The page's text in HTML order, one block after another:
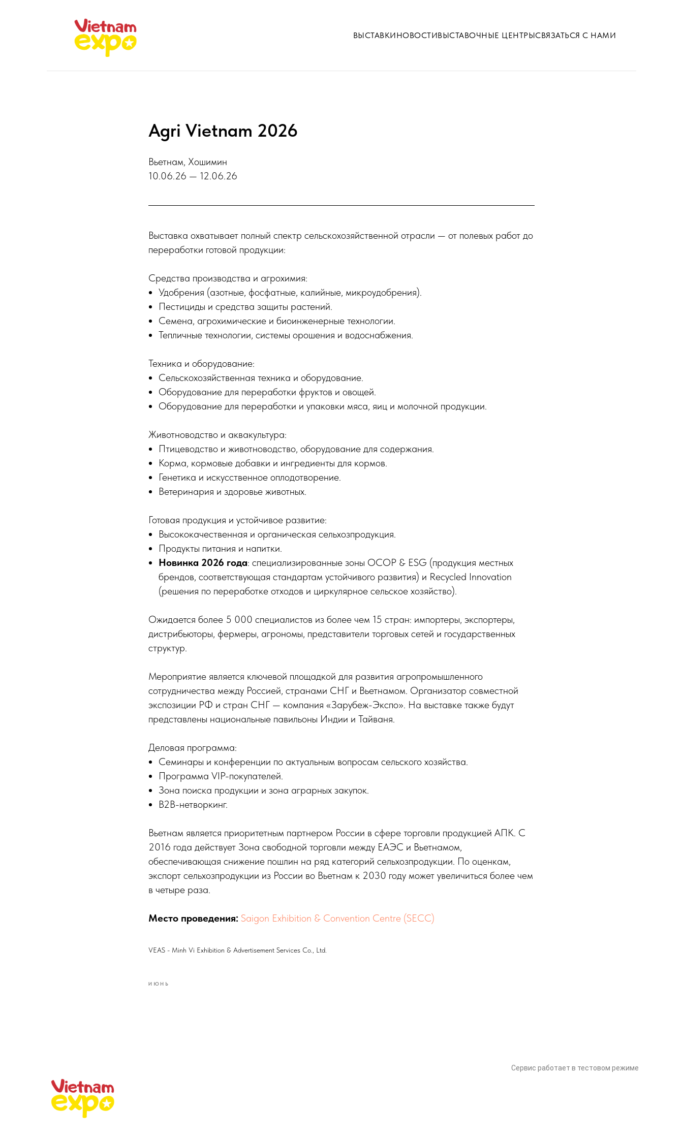
ВЫСТАВКИНОВОСТИВЫСТАВОЧНЫЕ ЦЕНТРЫСВЯЗАТЬСЯ С НАМИ
Agri Vietnam 2026
Вьетнам, Хошимин
10.06.26 — 12.06.26
Выставка охватывает полный спектр сельскохозяйственной отрасли — от полевых работ до
переработки готовой продукции:
Средства производства и агрохимия:
Удобрения (азотные, фосфатные, калийные, микроудобрения).
Пестициды и средства защиты растений.
Семена, агрохимические и биоинженерные технологии.
Тепличные технологии, системы орошения и водоснабжения.
Техника и оборудование:
Сельскохозяйственная техника и оборудование.
Оборудование для переработки фруктов и овощей.
Оборудование для переработки и упаковки мяса, яиц и молочной продукции.
Животноводство и аквакультура:
Птицеводство и животноводство, оборудование для содержания.
Корма, кормовые добавки и ингредиенты для кормов.
Генетика и искусственное оплодотворение.
Ветеринария и здоровье животных.
Готовая продукция и устойчивое развитие:
Высококачественная и органическая сельхозпродукция.
Продукты питания и напитки.
Новинка 2026 года: специализированные зоны OCOP & ESG (продукция местных
брендов, соответствующая стандартам устойчивого развития) и Recycled Innovation
(решения по переработке отходов и циркулярное сельское хозяйство).
Ожидается более 5 000 специалистов из более чем 15 стран: импортеры, экспортеры,
дистрибьюторы, фермеры, агрономы, представители торговых сетей и государственных
структур.
Мероприятие является ключевой площадкой для развития агропромышленного
сотрудничества между Россией, странами СНГ и Вьетнамом. Организатор совместной
экспозиции РФ и стран СНГ — компания «Зарубеж-Экспо». На выставке также будут
представлены национальные павильоны Индии и Тайваня.
Деловая программа:
Семинары и конференции по актуальным вопросам сельского хозяйства.
Программа VIP-покупателей.
Зона поиска продукции и зона аграрных закупок.
B2B-нетворкинг.
Вьетнам является приоритетным партнером России в сфере торговли продукцией АПК. С
2016 года действует Зона свободной торговли между ЕАЭС и Вьетнамом,
обеспечивающая снижение пошлин на ряд категорий сельхозпродукции. По оценкам,
экспорт сельхозпродукции из России во Вьетнам к 2030 году может увеличиться более чем
в четыре раза.
Место проведения: Saigon Exhibition & Convention Centre (SECC)
VEAS - Minh Vi Exhibition & Advertisement Services Co., Ltd.
ИЮНЬ
Сервис работает в тестовом режиме